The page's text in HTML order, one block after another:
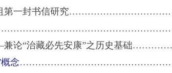
一封书信研究
论“治藏必先安康”之历史基础
念